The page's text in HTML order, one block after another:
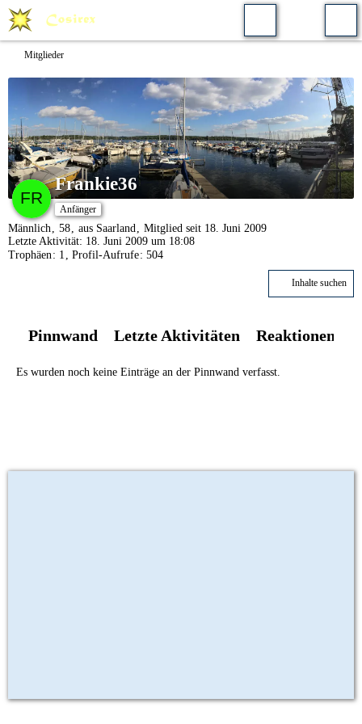
Mitglieder
Frankie36
Anfänger
Männlich 58 aus Saarland
Mitglied seit 18. Juni 2009
Letzte Aktivität: 18. Juni 2009 um 18:08
Trophäen
1 Profil-Aufrufe 504
Inhalte suchen
Pinnwand Letzte Aktivitäten Reaktionen
Es wurden noch keine Einträge an der Pinnwand verfasst.